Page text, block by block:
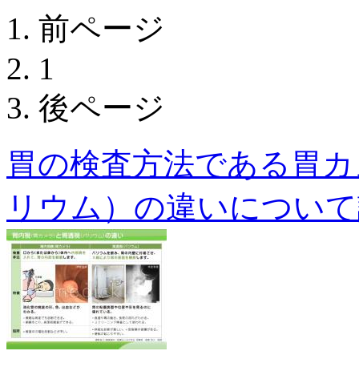
前ページ
1
後ページ
胃の検査方法である胃
リウム）の違いについ